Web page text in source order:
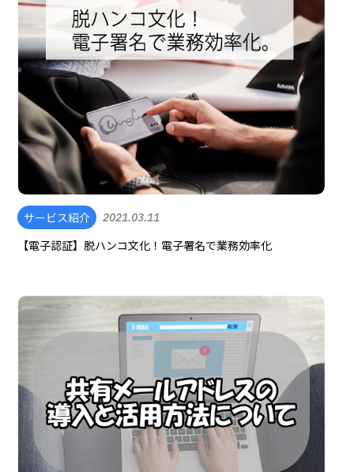
サービス紹介 2021.03.11
【電子認証】脱ハンコ文化！電子署名で業務効率化